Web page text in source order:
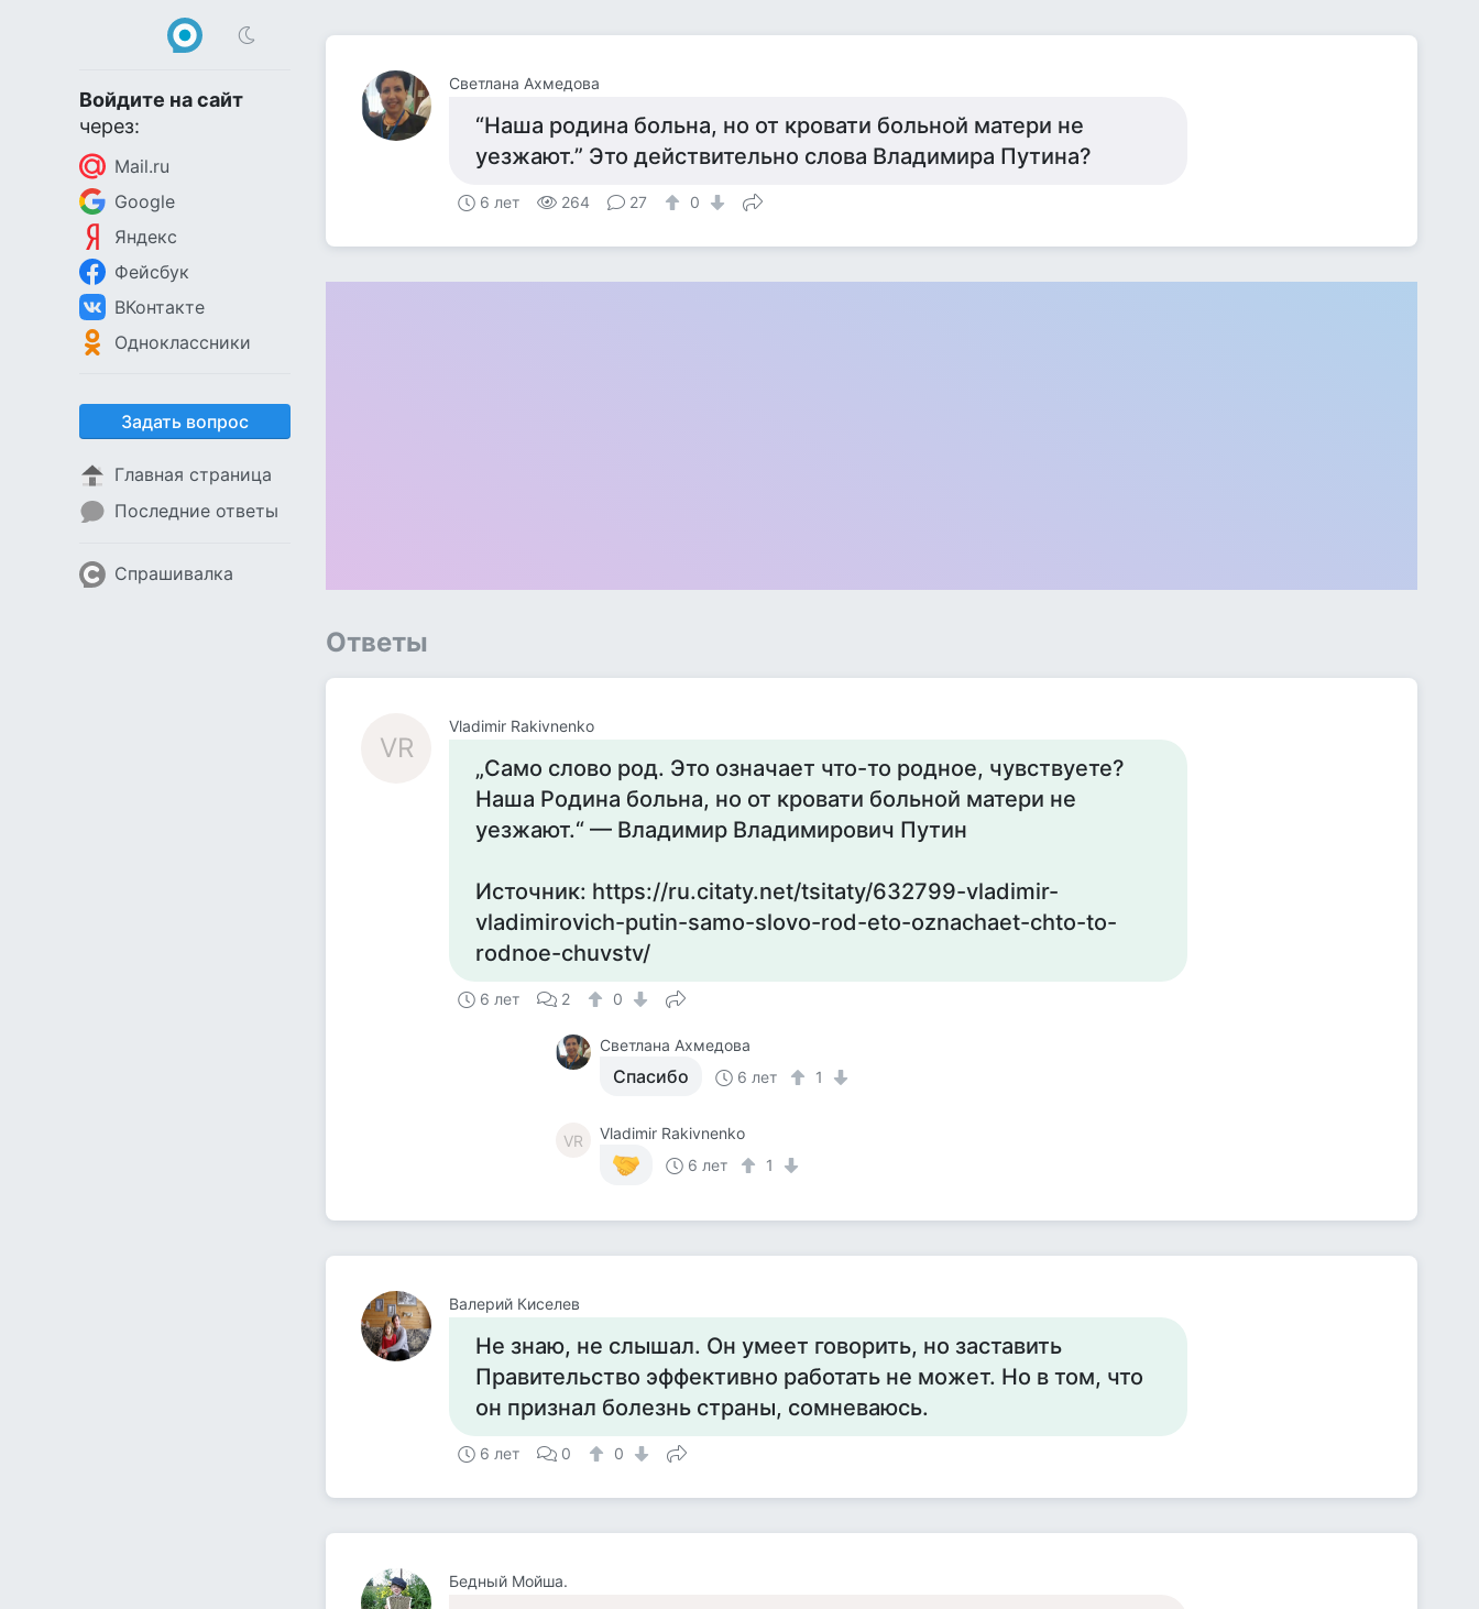
Войдите на сайт
через:
Mail.ru
Google
Яндекс
Фейсбук
ВКонтакте
Одноклассники
Задать вопрос
Главная страница
Последние ответы
Спрашивалка
Светлана Ахмедова
“Наша родина больна, но от кровати больной матери не
уезжают.” Это действительно слова Владимира Путина?
6 лет 264 27 0
Ответы
VR
Vladimir Rakivnenko
„Само слово род. Это означает что-то родное, чувствуете?
Наша Родина больна, но от кровати больной матери не
уезжают.“ — Владимир Владимирович Путин
Источник: https://ru.citaty.net/tsitaty/632799-vladimir-
vladimirovich-putin-samo-slovo-rod-eto-oznachaet-chto-to-
rodnoe-chuvstv/
6 лет 2 0
Светлана Ахмедова
Спасибо 6 лет 1
VR
Vladimir Rakivnenko
6 лет
1
Валерий Киселев
Не знаю, не слышал. Он умеет говорить, но заставить
Правительство эффективно работать не может. Но в том, что
он признал болезнь страны, сомневаюсь.
6 лет 0 0
Бедный Мойша.